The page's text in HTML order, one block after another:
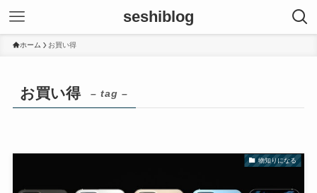
seshiblog
ホーム お買い得
お買い得 – tag –
物知りになる